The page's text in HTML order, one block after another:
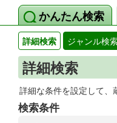
かんたん検索
詳細検索 ジャンル検
詳細検索
詳細な条件を設定して、
検索条件